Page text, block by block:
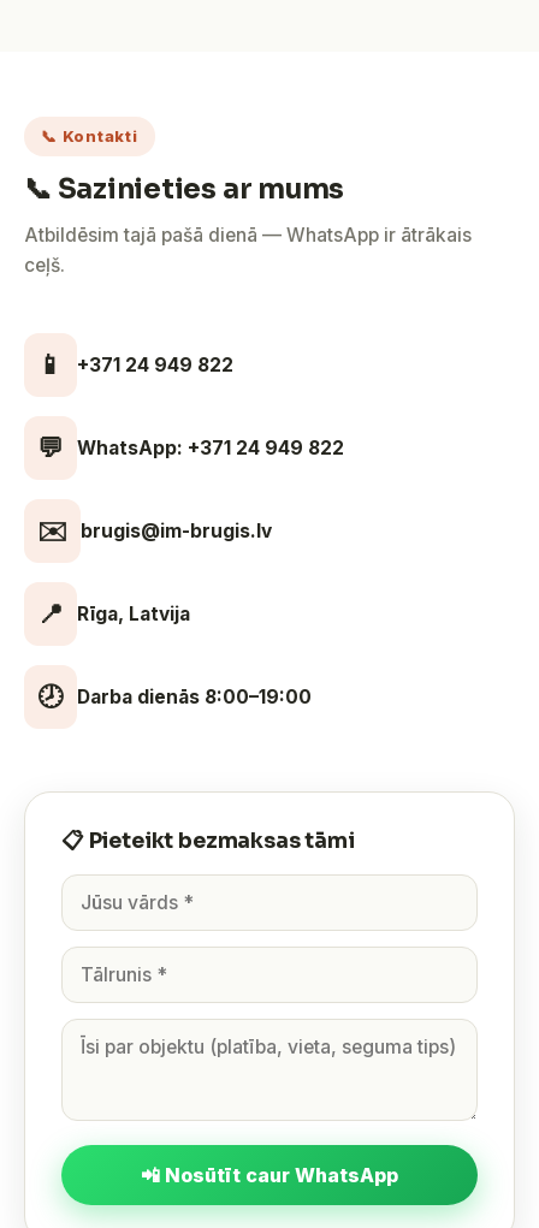
📞 Kontakti
📞 Sazinieties ar mums
Atbildēsim tajā pašā dienā — WhatsApp ir ātrākais
ceļš.
📱 +371 24 949 822
💬 WhatsApp: +371 24 949 822
✉️ brugis@im-brugis.lv
📍 Rīga, Latvija
🕗 Darba dienās 8:00–19:00
📋 Pieteikt bezmaksas tāmi
📲 Nosūtīt caur WhatsApp